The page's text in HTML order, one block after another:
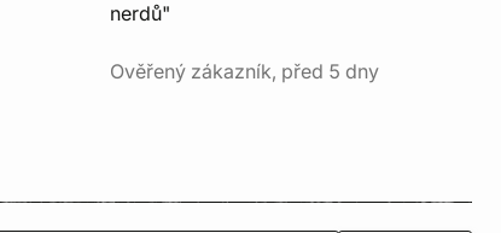
nerdů"
Ověřený zákazník, před 5 dny